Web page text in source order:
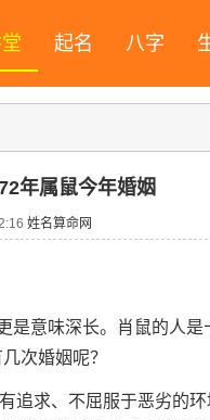
起名 八字
年属鼠今年婚姻
姓名算命网
是意味深长。肖鼠的人是
次婚姻呢？
追求、不屈服于恶劣的